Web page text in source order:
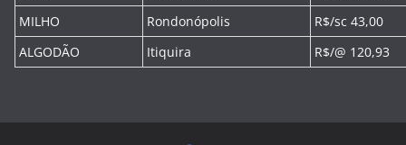
MILHO
Rondonópolis
R$/sc 43,00
ALGODÃO
Itiquira R$/@ 120,93